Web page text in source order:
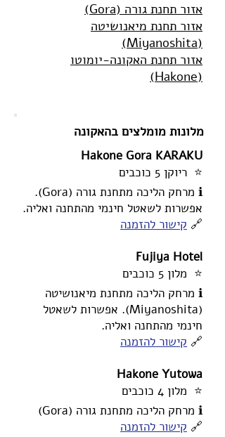
אזור תחנת גורה (Gora)
אזור תחנת מיאנושיטה
(Miyanoshita)
אזור תחנת האקונה-יומוטו
(Hakone)
מלונות מומלצים בהאקונה
Hakone Gora KARAKU
⭐ ריוקן 5 כוכבים
ℹ️ מרחק הליכה מתחנת גורה (Gora).
אפשרות לשאטל חינמי מהתחנה ואליה.
🔗 קישור להזמנה
Fujiya Hotel
⭐ מלון 5 כוכבים
ℹ️ מרחק הליכה מתחנת מיאנושיטה
(Miyanoshita). אפשרות לשאטל
חינמי מהתחנה ואליה.
🔗 קישור להזמנה
Hakone Yutowa
⭐ מלון 4 כוכבים
ℹ️ מרחק הליכה מתחנת גורה (Gora)
🔗 קישור להזמנה